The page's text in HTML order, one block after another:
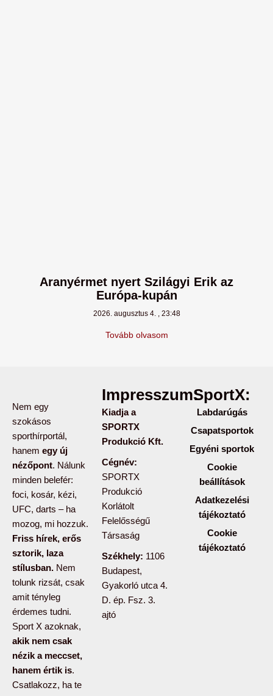
Aranyérmet nyert Szilágyi Erik az
Európa-kupán
2026. augusztus 4. 23:48
Tovább olvasom
Nem egy
szokásos
sporthírportál,
hanem egy új
nézőpont. Nálunk
minden belefér:
foci, kosár, kézi,
UFC, darts – ha
mozog, mi hozzuk.
Friss hírek, erős
sztorik, laza
stílusban. Nem
tolunk rizsát, csak
amit tényleg
érdemes tudni.
Sport X azoknak,
akik nem csak
nézik a meccset,
hanem értik is.
Csatlakozz, ha te
Impresszum:
Kiadja a
SPORTX
Produkció Kft.
Cégnév:
SPORTX
Produkció
Korlátolt
Felelősségű
Társaság
Székhely: 1106
Budapest,
Gyakorló utca 4.
D. ép. Fsz. 3.
ajtó
SportX:
Labdarúgás
Csapatsportok
Egyéni sportok
Cookie
beállítások
Adatkezelési
tájékoztató
Cookie
tájékoztató